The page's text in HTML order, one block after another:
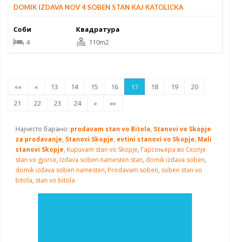
DOMIK IZDAVA NOV 4 SOBEN STAN KAJ KATOLICKA
Соби
4
Квадратура
110m2
«« « 13 14 15 16 17 18 19
20
21
22 23 24 » »»
Најчесто барано: prodavam stan vo Bitola, Stanovi vo Skopje
za prodavanje, Stanovi Skopje, evtini stanovi vo Skopje, Mali
stanovi Skopje, Kupuvam stan vo Skopje, Гарсоњера во Скопје
stan vo gjorce, Izdava soben namesten stan, domik izdava soben,
domik izdava soben namesten, Prodavam soben, soben stan vo
bitola, stan vo bitola